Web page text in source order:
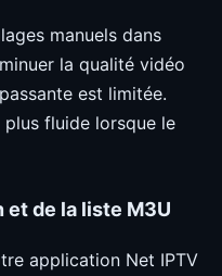
manuels dans
la qualité vidéo
est limitée.
fluide lorsque le
et de la liste M3U
application Net IPTV